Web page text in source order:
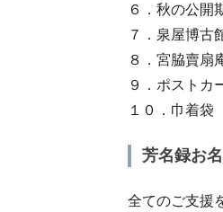
６．秋の公開
７．泉屋博古
８．宮脇賣扇
９．ポストカ
１０．巾着袋
芳名録お
全てのご支援